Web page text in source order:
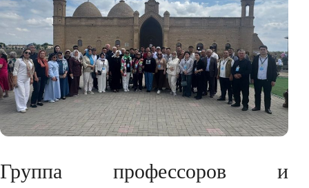
Группа профессоров и